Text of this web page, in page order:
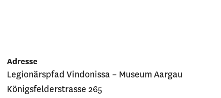
Adresse
Legionärspfad Vindonissa – Museum Aargau
Königsfelderstrasse 265